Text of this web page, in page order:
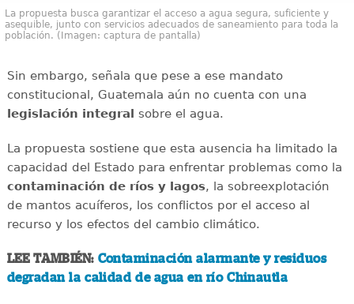
La propuesta busca garantizar el acceso a agua segura, suficiente y
asequible, junto con servicios adecuados de saneamiento para toda la
población. (Imagen: captura de pantalla)
Sin embargo, señala que pese a ese mandato
constitucional, Guatemala aún no cuenta con una
legislación integral sobre el agua.
La propuesta sostiene que esta ausencia ha limitado la
capacidad del Estado para enfrentar problemas como la
contaminación de ríos y lagos, la sobreexplotación
de mantos acuíferos, los conflictos por el acceso al
recurso y los efectos del cambio climático.
LEE TAMBIÉN: Contaminación alarmante y residuos
degradan la calidad de agua en río Chinautla